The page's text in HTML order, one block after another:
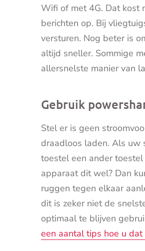
Wifi of met 4G. Dat kost
berichten op. Bij
versturen. Nog beter is
altijd sneller. Sommige
allersnelste manier van
Gebruik
Stel er is geen
draadloos laden. Als uw
toestel een ander
apparaat dit wel? Dan
ruggen tegen elkaar
dit is zeker niet de
optimaal te blijven
een aantal tips hoe u dat